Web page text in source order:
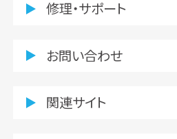
修理・サポート
お問い合わせ
関連サイト